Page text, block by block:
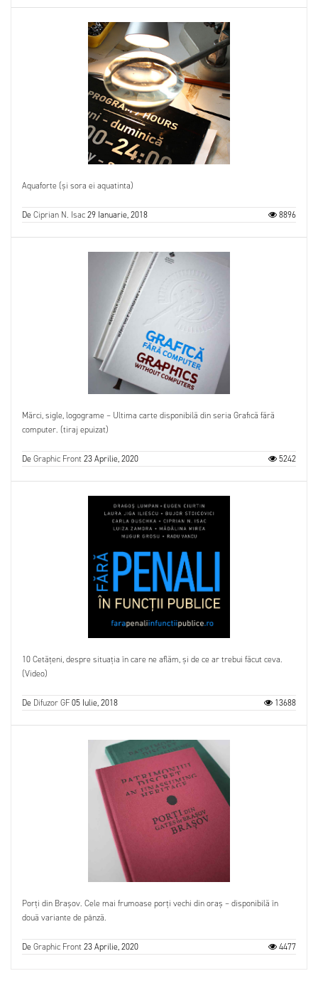
Aquaforte (și sora ei aquatinta)
DeCiprian N. Isac29 Ianuarie, 2018 8896
Mărci, sigle, logograme – Ultima carte disponibilă din seria Grafică fără
computer. (tiraj epuizat)
DeGraphic Front23 Aprilie, 2020 5242
10 Cetățeni, despre situația în care ne aflăm, și de ce ar trebui făcut ceva.
(Video)
De Difuzor GF05 Iulie, 2018 13688
Porți din Brașov. Cele mai frumoase porți vechi din oraș – disponibilă în
două variante de pânză.
DeGraphic Front23 Aprilie, 2020 4477